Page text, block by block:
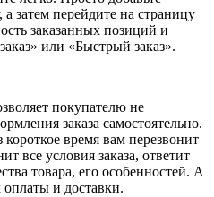
затем перейдите на страницу
заказанных позиций и
или «Быстрый заказ».
покупателю не
заказа самостоятельно.
время вам перезвонит
все условия заказа, ответит
товара, его особенностей. А
оплаты и доставки.